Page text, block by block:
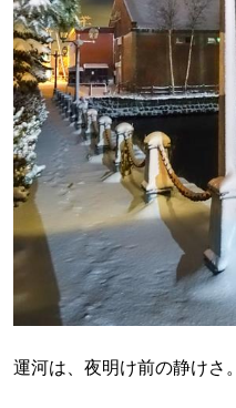
運河は、夜明け前の静けさ。